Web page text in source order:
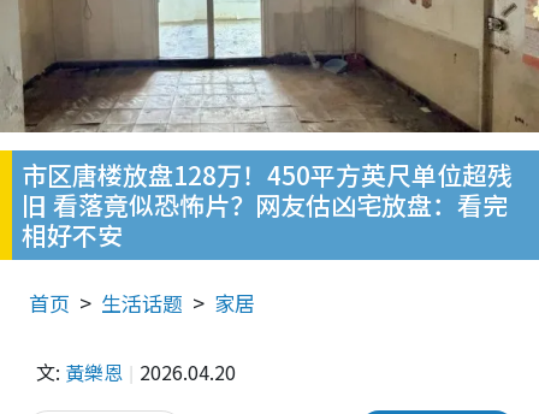
市区唐楼放盘128万！450平方英尺单位超残
旧 看落竟似恐怖片？网友估凶宅放盘：看完
相好不安
首页 生活话题 家居
文: 黃樂恩 2026.04.20